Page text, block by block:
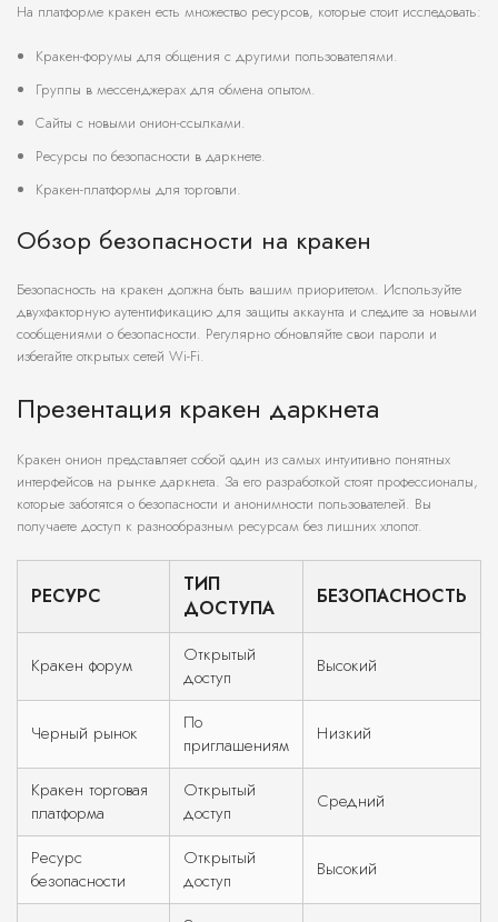
На платформе кракен есть множество ресурсов, которые стоит исследовать:
Кракен-форумы для общения с другими пользователями.
Группы в мессенджерах для обмена опытом.
Сайты с новыми онион-ссылками.
Ресурсы по безопасности в даркнете.
Кракен-платформы для торговли.
Обзор безопасности на кракен
Безопасность на кракен должна быть вашим приоритетом. Используйте
двухфакторную аутентификацию для защиты аккаунта и следите за новыми
сообщениями о безопасности. Регулярно обновляйте свои пароли и
избегайте открытых сетей Wi-Fi.
Презентация кракен даркнета
Кракен онион представляет собой один из самых интуитивно понятных
интерфейсов на рынке даркнета. За его разработкой стоят профессионалы,
которые заботятся о безопасности и анонимности пользователей. Вы
получаете доступ к разнообразным ресурсам без лишних хлопот.
РЕСУРС
ТИП
ДОСТУПА
БЕЗОПАСНОСТЬ
Кракен форум
Открытый
доступ
Высокий
Черный рынок
По
приглашениям
Низкий
Кракен торговая
платформа
Открытый
доступ
Средний
Ресурс
безопасности
Открытый
доступ
Высокий